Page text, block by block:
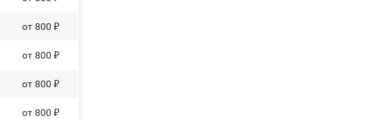
от 800 ₽
от 800 ₽
от 800 ₽
от 800 ₽